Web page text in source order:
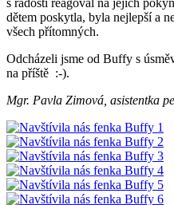
dětem poskytla, byla nejlepší a
všech přítomných.
Odcházeli jsme od Buffy s
na příště :-).
Mgr. Pavla Zimová, asistentka